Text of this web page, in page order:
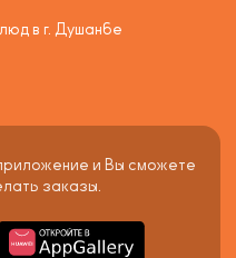
в г. Душанбе
и Вы сможете
заказы.